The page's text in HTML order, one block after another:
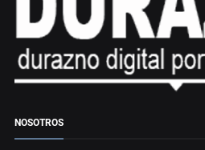
NOSOTROS